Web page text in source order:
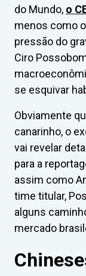
do Mundo, o
menos como
pressão do
Ciro
se esquivar
Obviamente
canarinho, o
vai revelar
para a
assim como
time titular,
alguns
mercado